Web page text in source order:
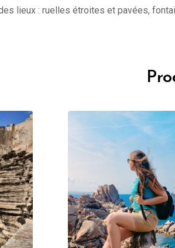
lieux : ruelles étroites et pavées,